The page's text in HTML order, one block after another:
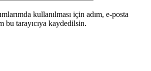
kullanılması için adım, e-posta
bu tarayıcıya kaydedilsin.